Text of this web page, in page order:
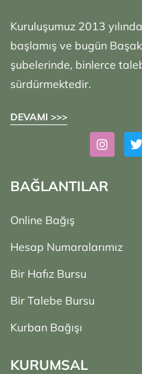
Kuruluşumuz 2013
başlamış ve bugün
şubelerinde, binlerce
sürdürmektedir.
DEVAMI >>>
BAĞLANTILAR
Online Bağış
Hesap Numaralarımız
Bir Hafız Bursu
Bir Talebe Bursu
Kurban Bağışı
KURUMSAL